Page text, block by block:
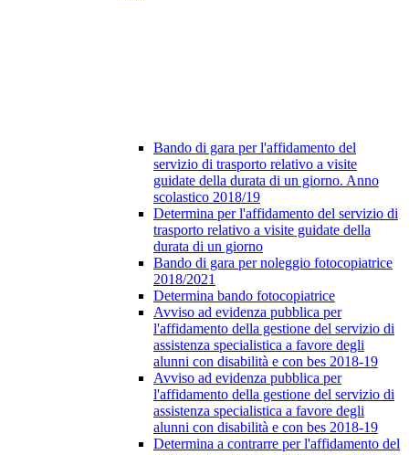
Bando di gara per l'affidamento del
servizio di trasporto relativo a visite
guidate della durata di un giorno. Anno
scolastico 2018/19
Determina per l'affidamento del servizio di
trasporto relativo a visite guidate della
durata di un giorno
Bando di gara per noleggio fotocopiatrice
2018/2021
Determina bando fotocopiatrice
Avviso ad evidenza pubblica per
l'affidamento della gestione del servizio di
assistenza specialistica a favore degli
alunni con disabilità e con bes 2018-19
Avviso ad evidenza pubblica per
l'affidamento della gestione del servizio di
assistenza specialistica a favore degli
alunni con disabilità e con bes 2018-19
Determina a contrarre per l'affidamento del